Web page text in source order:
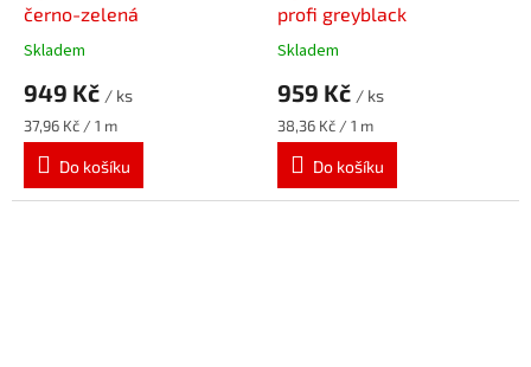
černo-zelená
Skladem
949 Kč / ks
Měrná
cena:
37,96 Kč / 1 m
Do košíku
profi greyblack
Skladem
959 Kč / ks
Měrná
cena:
38,36 Kč / 1 m
Do košíku